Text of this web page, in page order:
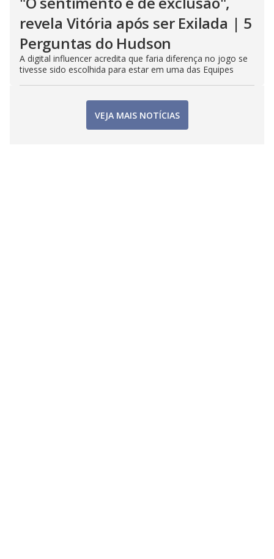
revela Vitória após ser Exilada | 5
Perguntas do Hudson
A digital influencer acredita que faria diferença no jogo se
tivesse sido escolhida para estar em uma das Equipes
VEJA MAIS NOTÍCIAS